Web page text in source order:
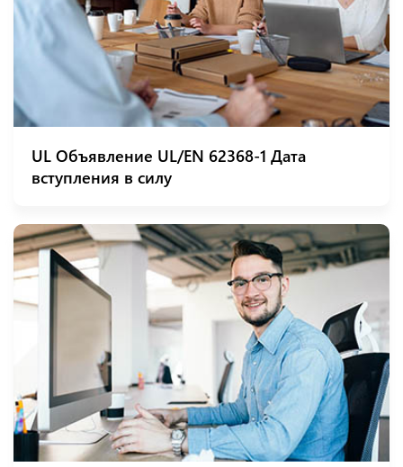
Поэтому при нормальных обстоятельствах，Когда пользователь
касается любой линии，Без электрического удара.。
UL Объявление UL/EN 62368-1 Дата
вступления в силу